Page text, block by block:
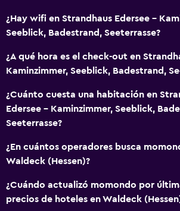
Accesibilidad y adecuación
Unidad ubicada en la planta baja
Estacionamiento accesible
Para no fumadores
Plantas superiores accesibles por
Áreas designadas para fumadores
Ducha
Secador de pelo
¿Hay wifi en Strandhaus Edersee -
Seeblick, Badestrand, Seeterrasse?
¿A qué hora es el check-out en
Kaminzimmer, Seeblick, Badestrand,
¿Cuánto cuesta una habitación en
Edersee - Kaminzimmer, Seeblick,
Seeterrasse?
¿En cuántos operadores busca
Waldeck (Hessen)?
¿Cuándo actualizó momondo por
precios de hoteles en Waldeck